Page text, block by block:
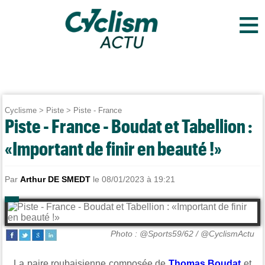
≡
Cyclisme > Piste > Piste - France
Piste - France - Boudat et Tabellion :
«Important de finir en beauté !»
ParArthur DE SMEDT le 08/01/2023 à 19:21
Photo : @Sports59/62 / @CyclismActu